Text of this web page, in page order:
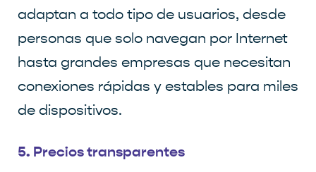
adaptan a todo tipo de usuarios, desde
personas que solo navegan por Internet
hasta grandes empresas que necesitan
conexiones rápidas y estables para miles
de dispositivos.
5. Precios transparentes